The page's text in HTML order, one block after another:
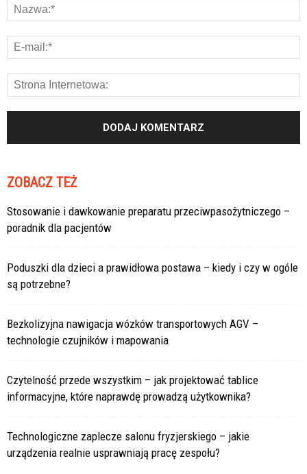
ZOBACZ TEŻ
Stosowanie i dawkowanie preparatu przeciwpasożytniczego –
poradnik dla pacjentów
Poduszki dla dzieci a prawidłowa postawa – kiedy i czy w ogóle
są potrzebne?
Bezkolizyjna nawigacja wózków transportowych AGV –
technologie czujników i mapowania
Czytelność przede wszystkim – jak projektować tablice
informacyjne, które naprawdę prowadzą użytkownika?
Technologiczne zaplecze salonu fryzjerskiego – jakie
urządzenia realnie usprawniają pracę zespołu?